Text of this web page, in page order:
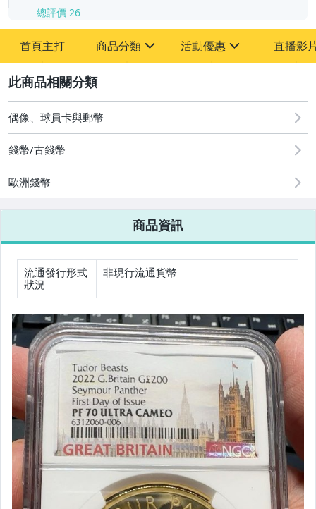
總評價 26
首頁主打 商品分類
其它
活動優惠
[全店] 粉絲專享
[全店] 週年慶
直播影
偶像、球員卡與郵幣
錢幣/古錢幣
歐洲錢幣
商品資訊
流通發行形式
狀況
非現行流通貨幣